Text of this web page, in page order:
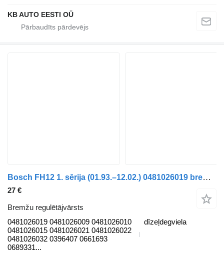
KB AUTO EESTI OÜ
Bosch FH12 1. sērija (01.93.–12.02.) 0481026019 bremžu regulētājvārsts paredzēts Volvo FH12, FH16, NH12, FH, VNL780 (1993-2014) kravas automašīnas
27 €
Bremžu regulētājvārsts
0481026019 0481026009 0481026010
0481026015 0481026021 0481026022
0481026032 0396407 0661693
0689331...
dīzeļdegviela